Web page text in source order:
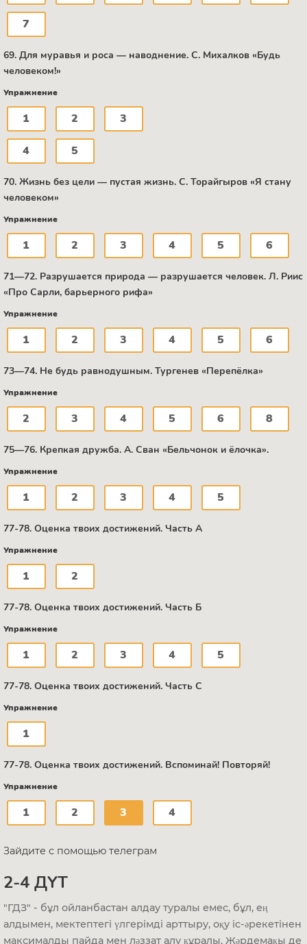
7
69. Для муравья и роса — наводнение. C. Михалков «Будь
человеком!»
Упражнение
1 2 3
4 5
70. Жизнь без цели — пустая жизнь. С. Торайгыров «Я стану
человеком»
Упражнение
1 2 3 4 5 6
71—72. Разрушается природа — разрушается человек. Л. Риис
«Про Сарли, барьерного рифа»
Упражнение
1 2 3 4 5 6
73—74. Не будь равнодушным. Тургенев «Перепёлка»
Упражнение
2 3 4 5 6 8
75—76. Крепкая дружба. А. Сван «Бельчонок и ёлочка».
Упражнение
1 2 3 4 5
77-78. Оценка твоих достижений. Часть А
Упражнение
1 2
77-78. Оценка твоих достижений. Часть Б
Упражнение
1 2 3 4 5
77-78. Оценка твоих достижений. Часть С
Упражнение
1
77-78. Оценка твоих достижений. Вспоминай! Повторяй!
Упражнение
1 2 3 4
Зайдите с помощью телеграм
2-4 ДҮТ
"ГДЗ" - бұл ойланбастан алдау туралы емес, бұл, ең
алдымен, мектептегі үлгерімді арттыру, оқу іс-әрекетінен
максималды пайда мен ләззат алу құралы. Жәрдемақы де